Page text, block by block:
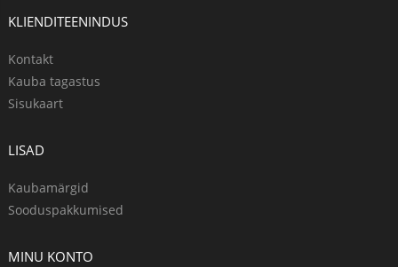
KLIENDITEENINDUS
Kontakt
Kauba tagastus
Sisukaart
LISAD
Kaubamärgid
Sooduspakkumised
MINU KONTO